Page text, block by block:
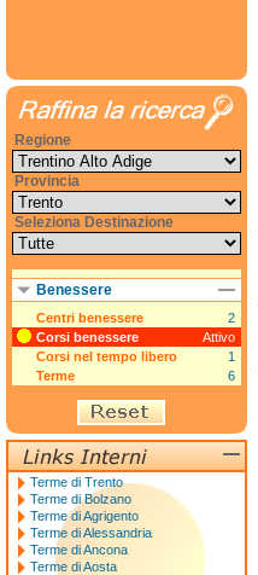
Regione
Provincia
Seleziona Destinazione
Benessere
Centri benessere
2
Corsi benessere
Attivo
Corsi nel tempo libero
1
Terme
6
Terme di Trento
Terme di Bolzano
Terme di Agrigento
Terme di Alessandria
Terme di Ancona
Terme di Aosta